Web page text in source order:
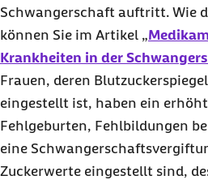
Schwangerschaft auftritt. Wie
können Sie im Artikel „
Krankheiten in der
Frauen, deren
eingestellt ist, haben ein
Fehlgeburten, Fehlbildungen
eine
Zuckerwerte eingestellt sind,